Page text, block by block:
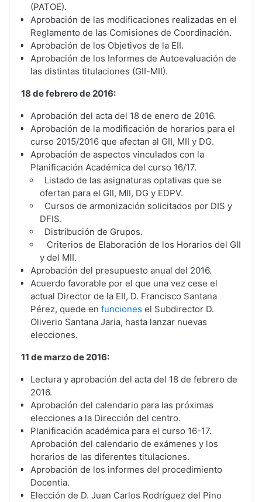
(PATOE).
Aprobación de las modificaciones realizadas en el
Reglamento de las Comisiones de Coordinación.
Aprobación de los Objetivos de la EII.
Aprobación de los Informes de Autoevaluación de
las distintas titulaciones (GII-MII).
18 de febrero de 2016:
Aprobación del acta del 18 de enero de 2016.
Aprobación de la modificación de horarios para el
curso 2015/2016 que afectan al GII, MII y DG.
Aprobación de aspectos vinculados con la
Planificación Académica del curso 16/17.
Listado de las asignaturas optativas que se
ofertan para el GII, MII, DG y EDPV.
Cursos de armonización solicitados por DIS y
DFIS.
Distribución de Grupos.
Criterios de Elaboración de los Horarios del GII
y del MII.
Aprobación del presupuesto anual del 2016.
Acuerdo favorable por el que una vez cese el
actual Director de la EII, D. Francisco Santana
Pérez, quede en funciones el Subdirector D.
Oliverio Santana Jaria, hasta lanzar nuevas
elecciones.
11 de marzo de 2016:
Lectura y aprobación del acta del 18 de febrero de
2016.
Aprobación del calendario para las próximas
elecciones a la Dirección del centro.
Planificación académica para el curso 16-17.
Aprobación del calendario de exámenes y los
horarios de las diferentes titulaciones.
Aprobación de los informes del procedimiento
Docentia.
Elección de D. Juan Carlos Rodríguez del Pino